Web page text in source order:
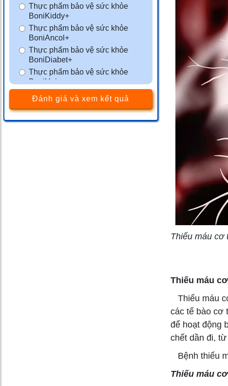
Thực phẩm bảo vệ sức khỏe
BoniKiddy+
Thực phẩm bảo vệ sức khỏe
BoniAncol+
Thực phẩm bảo vệ sức khỏe
BoniDiabet+
Thực phẩm bảo vệ sức khỏe
BoniHair
Thực phẩm bảo vệ sức khỏe
BoniSleep+
BoniSeal+
Đánh giá và xem kết quả
Thiếu máu cơ
Thiếu máu
Thiếu máu
các tế bào cơ
để hoạt động
chết dần đi,
Bệnh thiếu
Thiếu máu